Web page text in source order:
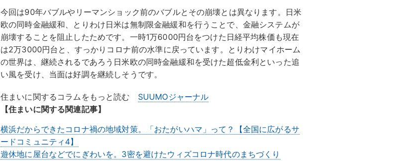
今回は90年バブルやリーマンショック前のバブルとその崩壊とは異なります。日米
欧の同時金融緩和、とりわけ日米は無制限金融緩和を行うことで、金融システムが
崩壊することを阻止したためです。一時1万6000円台をつけた日経平均株価も現在
は2万3000円台と、すっかりコロナ前の水準に戻っています。とりわけマイホーム
の世界は、継続されるであろう日米欧の同時金融緩和を受けた超低金利といった追
い風を受け、当面は好調を継続しそうです。
住まいに関するコラムをもっと読む SUUMOジャーナル
【住まいに関する関連記事】
横浜だからできたコロナ禍の地域対策。「おたがいハマ」って？【全国に広がるサ
ードコミュニティ4】
遊休地に屋台などでにぎわいを。3密を避けたウィズコロナ時代のまちづくり